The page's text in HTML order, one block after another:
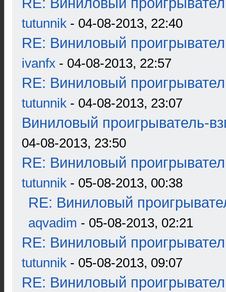
tutunnik - 04-08-2013, 22:40
RE: Виниловый
ivanfx - 04-08-2013, 22:57
RE: Виниловый
tutunnik - 04-08-2013, 23:07
Виниловый проигрыватель-
04-08-2013, 23:50
RE: Виниловый
tutunnik - 05-08-2013, 00:38
RE: Виниловый
aqvadim - 05-08-2013, 02:21
RE: Виниловый
tutunnik - 05-08-2013, 09:07
RE: Виниловый